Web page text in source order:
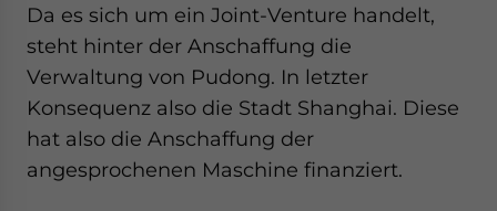
Da es sich um ein Joint-Venture handelt,
steht hinter der Anschaffung die
Verwaltung von Pudong. In letzter
Konsequenz also die Stadt Shanghai. Diese
hat also die Anschaffung der
angesprochenen Maschine finanziert.